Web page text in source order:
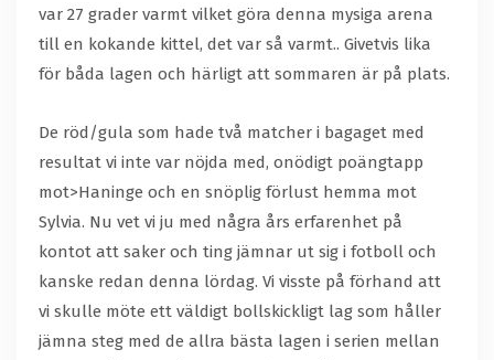
var 27 grader varmt vilket göra denna mysiga arena
till en kokande kittel, det var så varmt.. Givetvis lika
för båda lagen och härligt att sommaren är på plats.
De röd/gula som hade två matcher i bagaget med
resultat vi inte var nöjda med, onödigt poängtapp
mot>Haninge och en snöplig förlust hemma mot
Sylvia. Nu vet vi ju med några års erfarenhet på
kontot att saker och ting jämnar ut sig i fotboll och
kanske redan denna lördag. Vi visste på förhand att
vi skulle möte ett väldigt bollskickligt lag som håller
jämna steg med de allra bästa lagen i serien mellan